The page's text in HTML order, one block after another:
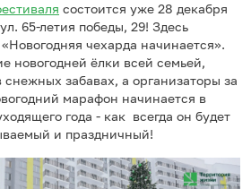
состоится уже 28 декабря
65-летия победы, 29! Здесь
чехарда начинается».
новогодней ёлки всей семьей,
забавах, а организаторы за
марафон начинается в
года - как всегда он будет
и праздничный!